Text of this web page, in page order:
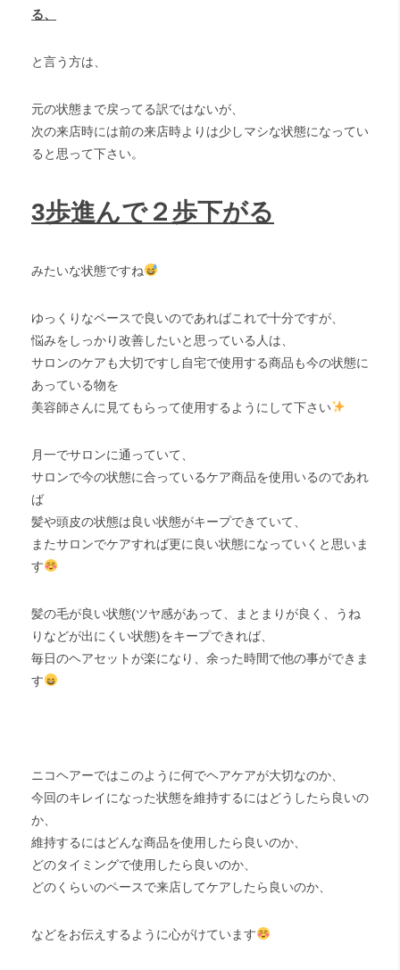
る、
と言う方は、
元の状態まで戻ってる訳ではないが、
次の来店時には前の来店時よりは少しマシな状態になってい
ると思って下さい。
3歩進んで２歩下がる
みたいな状態ですね
ゆっくりなペースで良いのであればこれで十分ですが、
悩みをしっかり改善したいと思っている人は、
サロンのケアも大切ですし自宅で使用する商品も今の状態に
あっている物を
美容師さんに見てもらって使用するようにして下さい
月一でサロンに通っていて、
サロンで今の状態に合っているケア商品を使用いるのであれ
ば
髪や頭皮の状態は良い状態がキープできていて、
またサロンでケアすれば更に良い状態になっていくと思いま
す
髪の毛が良い状態(ツヤ感があって、まとまりが良く、うね
りなどが出にくい状態)をキープできれば、
毎日のヘアセットが楽になり、余った時間で他の事ができま
す
ニコヘアーではこのように何でヘアケアが大切なのか、
今回のキレイになった状態を維持するにはどうしたら良いの
か、
維持するにはどんな商品を使用したら良いのか、
どのタイミングで使用したら良いのか、
どのくらいのペースで来店してケアしたら良いのか、
などをお伝えするように心がけています